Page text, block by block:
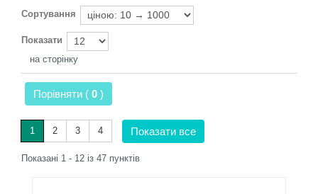
Сортування
Показати
на сторінку
Порівняти ( 0 )
Показати все
1 2 3 4
Показані 1 - 12 із 47 пунктів